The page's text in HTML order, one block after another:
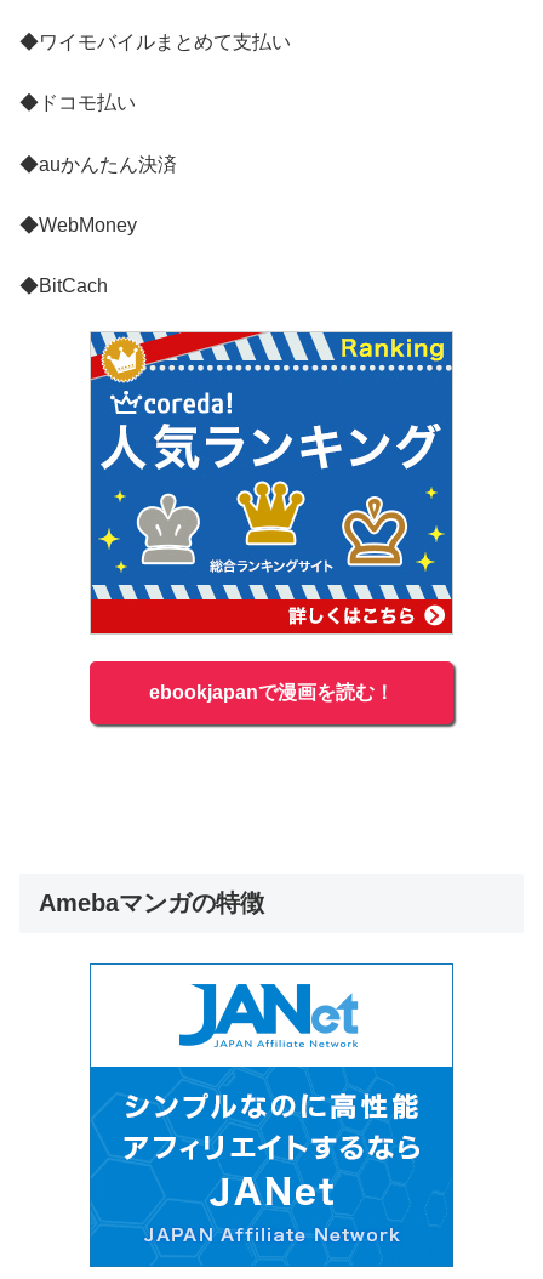
◆ワイモバイルまとめて支払い
◆ドコモ払い
◆auかんたん決済
◆WebMoney
◆BitCach
ebookjapanで漫画を読む！
Amebaマンガの特徴